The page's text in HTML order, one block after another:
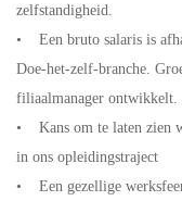
zelfstandigheid.
• Een bruto salaris is
Doe-het-zelf-branche.
filiaalmanager
• Kans om te laten zien
in ons opleidingstraject
• Een gezellige werksfeer